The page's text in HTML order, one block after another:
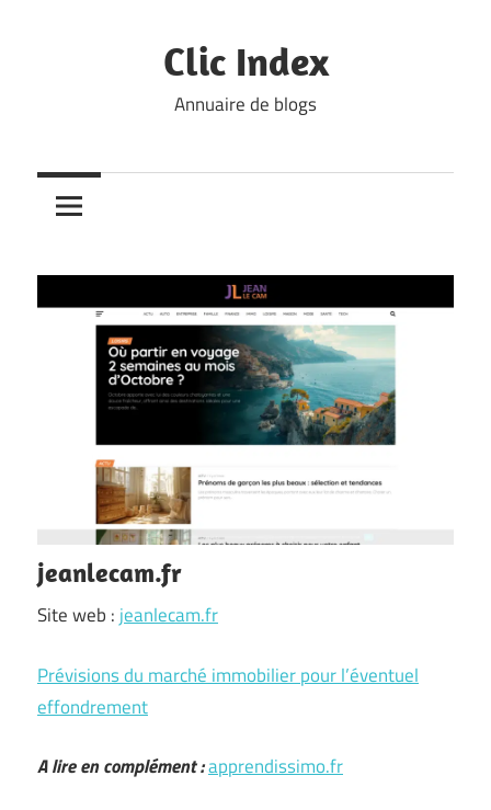
Clic Index
Annuaire de blogs
jeanlecam.fr
Site web : jeanlecam.fr
Prévisions du marché immobilier pour l’éventuel
effondrement
A lire en complément :apprendissimo.fr